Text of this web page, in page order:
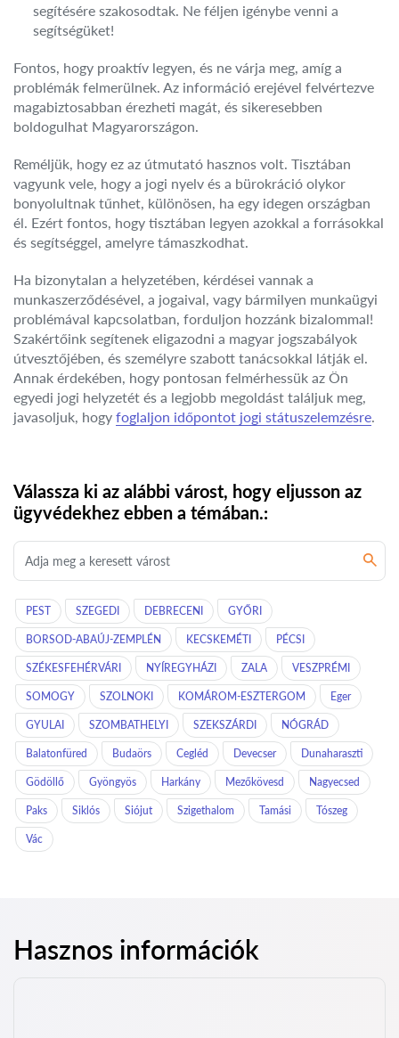
segítésére szakosodtak. Ne féljen igénybe venni a
segítségüket!
Fontos, hogy proaktív legyen, és ne várja meg, amíg a
problémák felmerülnek. Az információ erejével felvértezve
magabiztosabban érezheti magát, és sikeresebben
boldogulhat Magyarországon.
Reméljük, hogy ez az útmutató hasznos volt. Tisztában
vagyunk vele, hogy a jogi nyelv és a bürokráció olykor
bonyolultnak tűnhet, különösen, ha egy idegen országban
él. Ezért fontos, hogy tisztában legyen azokkal a forrásokkal
és segítséggel, amelyre támaszkodhat.
Ha bizonytalan a helyzetében, kérdései vannak a
munkaszerződésével, a jogaival, vagy bármilyen munkaügyi
problémával kapcsolatban, forduljon hozzánk bizalommal!
Szakértőink segítenek eligazodni a magyar jogszabályok
útvesztőjében, és személyre szabott tanácsokkal látják el.
Annak érdekében, hogy pontosan felmérhessük az Ön
egyedi jogi helyzetét és a legjobb megoldást találjuk meg,
javasoljuk, hogy foglaljon időpontot jogi státuszelemzésre.
Válassza ki az alábbi várost, hogy eljusson az
ügyvédekhez ebben a témában.:
PEST SZEGEDI DEBRECENI GYŐRI
BORSOD-ABAÚJ-ZEMPLÉN KECSKEMÉTI PÉCSI
SZÉKESFEHÉRVÁRI NYÍREGYHÁZI ZALA VESZPRÉMI
SOMOGY SZOLNOKI KOMÁROM-ESZTERGOM Eger
GYULAI SZOMBATHELYI SZEKSZÁRDI NÓGRÁD
Balatonfüred Budaörs Cegléd Devecser Dunaharaszti
Gödöllő Gyöngyös Harkány Mezőkövesd Nagyecsed
Paks Siklós Siójut Szigethalom Tamási Tószeg
Vác
Hasznos információk